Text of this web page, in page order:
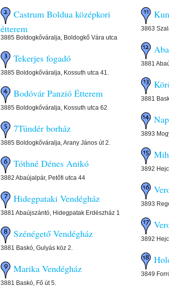
Castrum Boldua középkori
étterem
3885 Boldogkőváralja, Boldogkő Vára utca
Tekerjes fogadó
3885 Boldogkőváralja, Kossuth utca 41.
Bodóvár Panzió Étterem
3885 Boldogkőváralja, Kossuth utca 62
7Tündér borház
3885 Boldogkőváralja, Arany János út 2.
Tóthné Dénes Anikó
3882 Abaújalpár, Petőfi utca 44
Hidegpataki Vendégház
3881 Abaújszántó, Hidegpatak Erdészház 1
Szénégető Vendégház
3881 Baskó, Gulyás köz 2.
Marika Vendégház
3881 Baskó, Fő út 5.
3863
3881
3881
3893
3892
3893
3892
3849